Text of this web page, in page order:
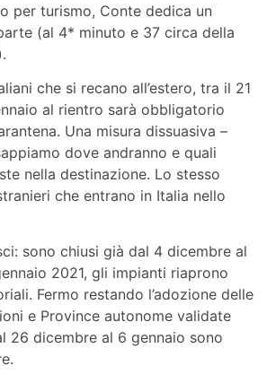
per turismo, Conte dedica un
(al 4* minuto e 37 circa della
che si recano all’estero, tra il 21
al rientro sarà obbligatorio
Una misura dissuasiva –
dove andranno e quali
nella destinazione. Lo stesso
che entrano in Italia nello
sono chiusi già dal 4 dicembre al
2021, gli impianti riaprono
Fermo restando l’adozione delle
e Province autonome validate
26 dicembre al 6 gennaio sono